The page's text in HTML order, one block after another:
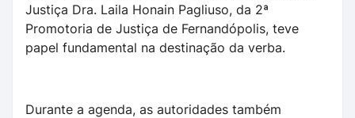
Justiça Dra. Laila Honain Pagliuso, da 2ª
Promotoria de Justiça de Fernandópolis, teve
papel fundamental na destinação da verba.
Durante a agenda, as autoridades também